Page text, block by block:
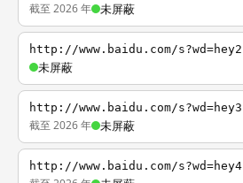
截至 2026 年 未屏蔽
http://www.baidu.com/s?wd=hey2
未屏蔽
http://www.baidu.com/s?wd=hey3
截至 2026 年 未屏蔽
http://www.baidu.com/s?wd=hey4